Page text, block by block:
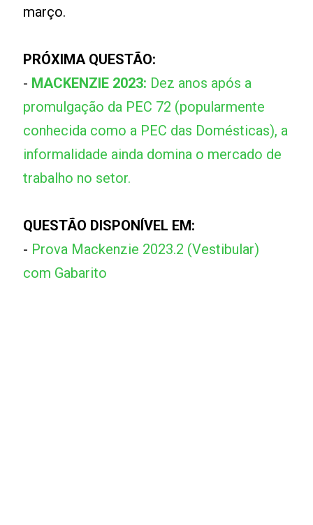
março.
PRÓXIMA QUESTÃO:
- MACKENZIE 2023: Dez anos após a
promulgação da PEC 72 (popularmente
conhecida como a PEC das Domésticas), a
informalidade ainda domina o mercado de
trabalho no setor.
QUESTÃO DISPONÍVEL EM:
- Prova Mackenzie 2023.2 (Vestibular)
com Gabarito